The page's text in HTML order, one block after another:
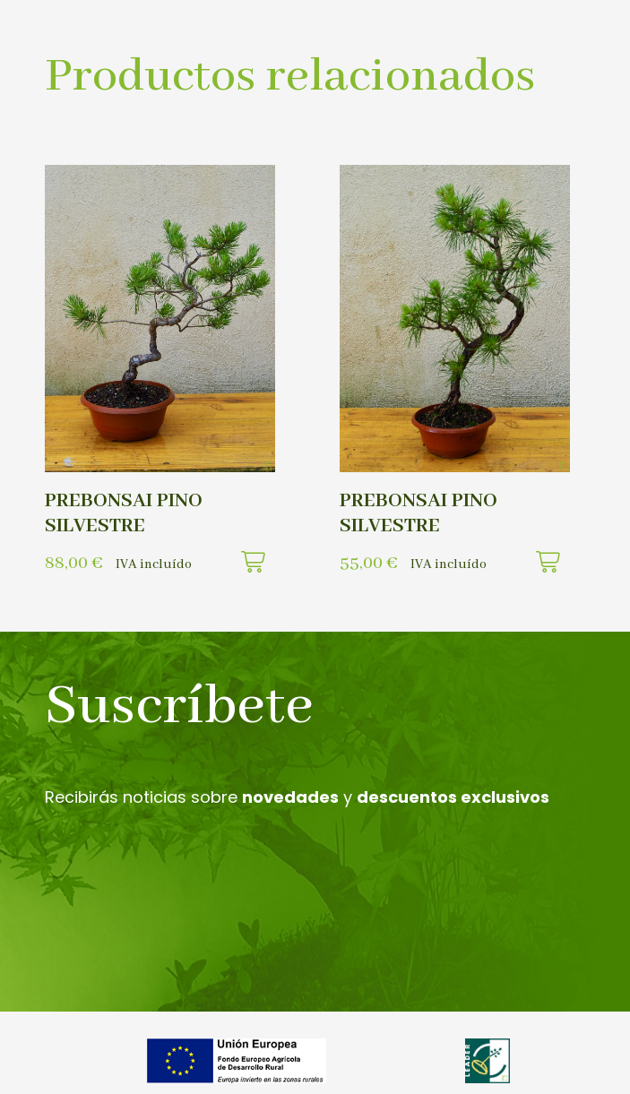
Productos relacionados
PREBONSAI PINO
SILVESTRE
88,00 € IVA incluído
PREBONSAI PINO
SILVESTRE
55,00 € IVA incluído
Suscríbete
Recibirás noticias sobre novedades y descuentos exclusivos